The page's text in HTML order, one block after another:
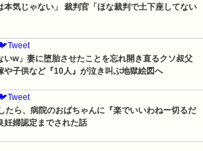
本気じゃない」 裁判官「ほな裁判で土下座してない
いw」妻に堕胎させたことを忘れ開き直るクソ叔父
子供など『10人』が泣き叫ぶ地獄絵図へ
たら、病院のおばちゃんに『楽でいいわねー切るだ
妊婦認定までされた話